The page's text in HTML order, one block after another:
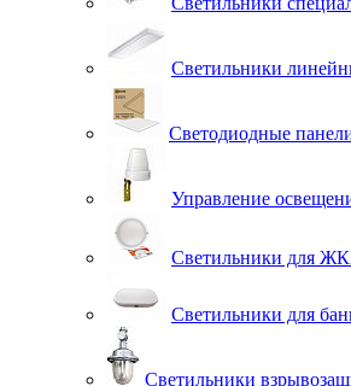
Светильники
Светодиодные
Управление
Светильники для
Светильники для
Светильники